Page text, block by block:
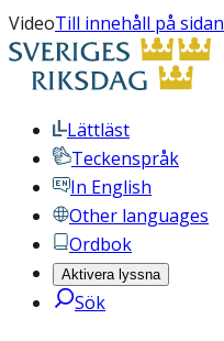
VideoTill innehåll på sidan
Lättläst
Teckenspråk
In English
Other languages
Ordbok
Aktivera lyssna
Sök